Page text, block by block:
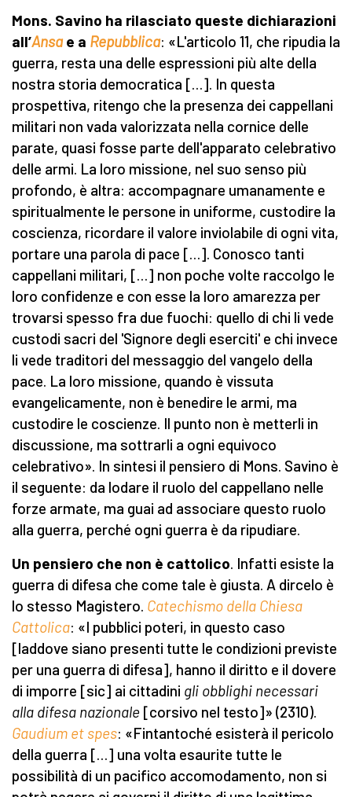
Mons. Savino ha rilasciato queste dichiarazioni
all’Ansae a Repubblica: «L'articolo 11, che ripudia la
guerra, resta una delle espressioni più alte della
nostra storia democratica […]. In questa
prospettiva, ritengo che la presenza dei cappellani
militari non vada valorizzata nella cornice delle
parate, quasi fosse parte dell'apparato celebrativo
delle armi. La loro missione, nel suo senso più
profondo, è altra: accompagnare umanamente e
spiritualmente le persone in uniforme, custodire la
coscienza, ricordare il valore inviolabile di ogni vita,
portare una parola di pace […]. Conosco tanti
cappellani militari, […] non poche volte raccolgo le
loro confidenze e con esse la loro amarezza per
trovarsi spesso fra due fuochi: quello di chi li vede
custodi sacri del 'Signore degli eserciti' e chi invece
li vede traditori del messaggio del vangelo della
pace. La loro missione, quando è vissuta
evangelicamente, non è benedire le armi, ma
custodire le coscienze. Il punto non è metterli in
discussione, ma sottrarli a ogni equivoco
celebrativo». In sintesi il pensiero di Mons. Savino è
il seguente: da lodare il ruolo del cappellano nelle
forze armate, ma guai ad associare questo ruolo
alla guerra, perché ogni guerra è da ripudiare.
Un pensiero che non è cattolico. Infatti esiste la
guerra di difesa che come tale è giusta. A dircelo è
lo stesso Magistero. Catechismo della Chiesa
Cattolica: «I pubblici poteri, in questo caso
[laddove siano presenti tutte le condizioni previste
per una guerra di difesa], hanno il diritto e il dovere
di imporre [sic] ai cittadini gli obblighi necessari
alla difesa nazionale [corsivo nel testo]» (2310).
Gaudium et spes: «Fintantoché esisterà il pericolo
della guerra […] una volta esaurite tutte le
possibilità di un pacifico accomodamento, non si